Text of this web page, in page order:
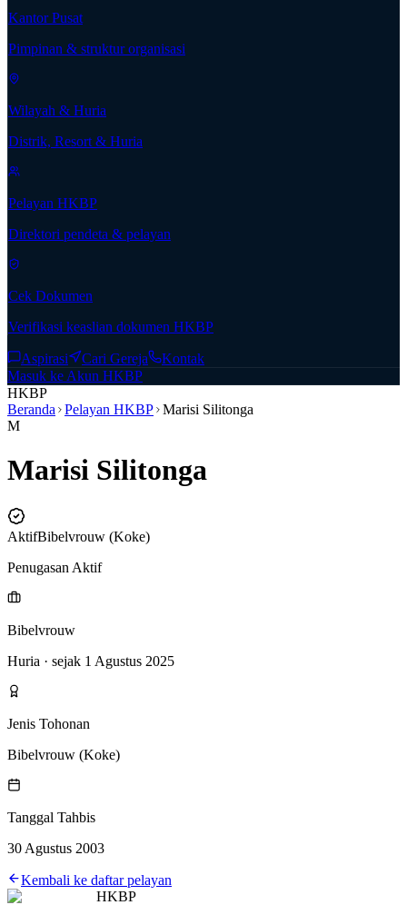
Kantor Pusat
Pimpinan & struktur organisasi
Wilayah & Huria
Distrik, Resort & Huria
Pelayan HKBP
Direktori pendeta & pelayan
Cek Dokumen
Verifikasi keaslian dokumen HKBP
Aspirasi Cari Gereja
Kontak
Masuk ke Akun HKBP
HKBP
Beranda
Pelayan HKBP Marisi Silitonga
M
Marisi Silitonga
AktifBibelvrouw (Koke)
Penugasan Aktif
Bibelvrouw
Huria · sejak 1 Agustus 2025
Jenis Tohonan
Bibelvrouw (Koke)
Tanggal Tahbis
30 Agustus 2003
Kembali ke daftar pelayan
HKBP